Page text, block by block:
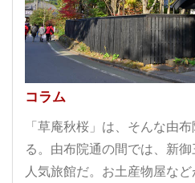
コラム
「草庵秋桜」は、そんな由
る。由布院通の間では、新
人気旅館だ。お土産物屋な